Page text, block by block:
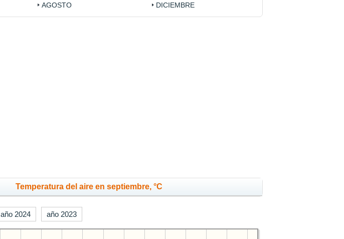
AGOSTO
DICIEMBRE
Temperatura del aire en septiembre, °C
año 2024 año 2023